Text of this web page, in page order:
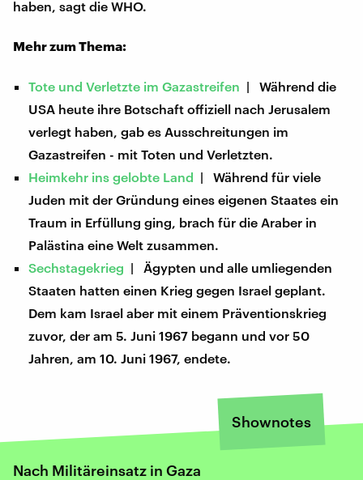
haben, sagt die WHO.
Mehr zum Thema:
Tote und Verletzte im Gazastreifen | Während die
USA heute ihre Botschaft offiziell nach Jerusalem
verlegt haben, gab es Ausschreitungen im
Gazastreifen - mit Toten und Verletzten.
Heimkehr ins gelobte Land | Während für viele
Juden mit der Gründung eines eigenen Staates ein
Traum in Erfüllung ging, brach für die Araber in
Palästina eine Welt zusammen.
Sechstagekrieg | Ägypten und alle umliegenden
Staaten hatten einen Krieg gegen Israel geplant.
Dem kam Israel aber mit einem Präventionskrieg
zuvor, der am 5. Juni 1967 begann und vor 50
Jahren, am 10. Juni 1967, endete.
Shownotes
Nach Militäreinsatz in Gaza